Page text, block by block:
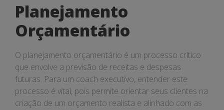
Planejamento
Orçamentário
O planejamento orçamentário é um processo crítico
que envolve a previsão de receitas e despesas
futuras. Para um coach executivo, entender este
processo é vital, pois permite orientar seus clientes na
criação de um orçamento realista e alinhado com as